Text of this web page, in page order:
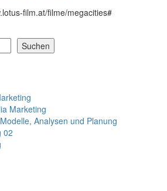
film.at/filme/megacities#
Suchen
Marketing
Analysen und Planung
02